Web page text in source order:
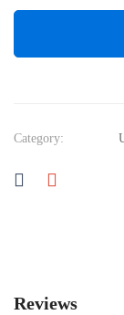
Category:
Reviews